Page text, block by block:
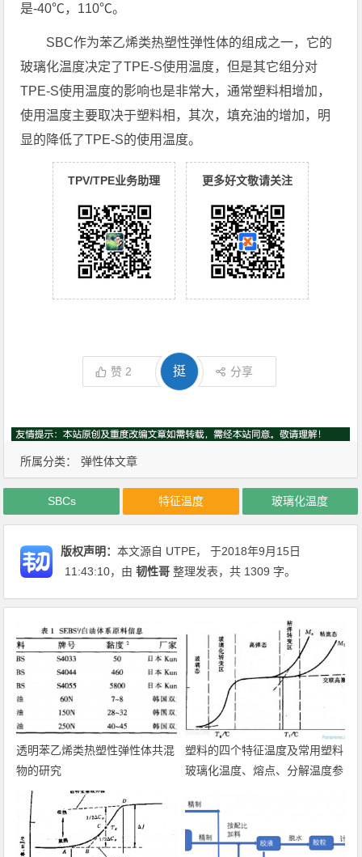
所属分类： 弹性体文章
是-40℃，110℃。
SBC作为苯乙烯类热塑性弹性体的组成之一，它的
玻璃化温度决定了TPE-S使用温度，但是其它组分对
TPE-S使用温度的影响也是非常大，通常塑料相增加，
使用温度主要取决于塑料相，其次，填充油的增加，明
显的降低了TPE-S的使用温度。
TPV/TPE业务助理 更多好文敬请关注
赞 2 挺 分享
SBCs 特征温度 玻璃化温度
版权声明：本文源自 UTPE， 于2018年9月15日
11:43:10，由韧性哥 整理发表，共 1309 字。
透明苯乙烯类热塑性弹性体共混
物的研究
塑料的四个特征温度及常用塑料
玻璃化温度、熔点、分解温度参